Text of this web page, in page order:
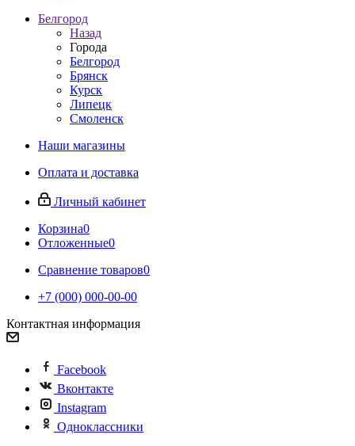
Белгород
Назад
Города
Белгород
Брянск
Курск
Липецк
Смоленск
Наши магазины
Оплата и доставка
Личный кабинет
Корзина0
Отложенные0
Сравнение товаров0
+7 (000) 000-00-00
Контактная информация
Facebook
Вконтакте
Instagram
Одноклассники